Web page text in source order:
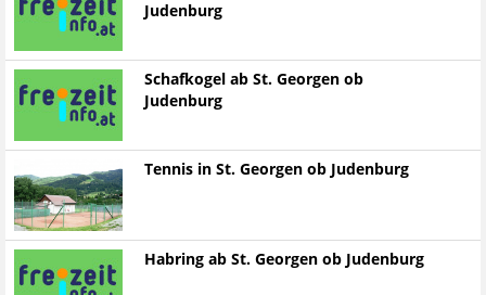
Judenburg
Schafkogel ab St. Georgen ob
Judenburg
Tennis in St. Georgen ob Judenburg
Habring ab St. Georgen ob Judenburg